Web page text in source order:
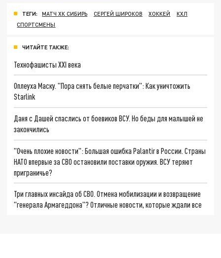
ТЕГИ: МАТЧ ХК СИБИРЬ СЕРГЕЙ ШИРОКОВ ХОККЕЙ
КХЛ
СПОРТСМЕНЫ
ЧИТАЙТЕ ТАКЖЕ:
Технофашисты XXI века
Оплеуха Маску. "Пора снять белые перчатки": Как уничтожить
Starlink
Даня с Дашей спаслись от боевиков ВСУ. Но беды для малышей не
закончились
"Очень плохие новости": Большая ошибка Palantir в России. Страны
НАТО впервые за СВО остановили поставки оружия. ВСУ теряют
приграничье?
Три главных инсайда об СВО. Отмена мобилизации и возвращение
"генерала Армагеддона"? Отличные новости, которые ждали все